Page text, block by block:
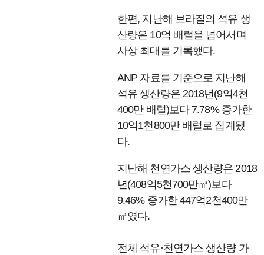
한편, 지난해 브라질의 석유 생
산량은 10억 배럴을 넘어서며
사상 최대를 기록했다.
ANP 자료를 기준으로 지난해
석유 생산량은 2018년(9억4천
400만 배럴)보다 7.78% 증가한
10억1천800만 배럴로 집계됐
다.
지난해 천연가스 생산량은 2018
년(408억5천700만㎥)보다
9.46% 증가한 447억2천400만
㎥였다.
전체 석유·천연가스 생산량 가